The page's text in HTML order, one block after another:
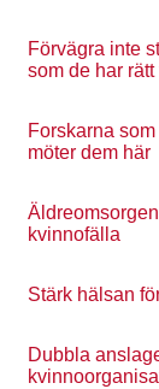
Förvägra inte
som de har rätt
Forskarna
möter dem här
kvinnofälla
Stärk hälsan
Dubbla